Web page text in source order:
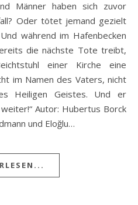
Männer haben sich zuvor
Oder tötet jemand gezielt
während im Hafenbecken
die nächste Tote treibt,
einer Kirche eine
im Namen des Vaters, nicht
Heiligen Geistes. Und er
Autor: Hubertus Borck
und Eloğlu…